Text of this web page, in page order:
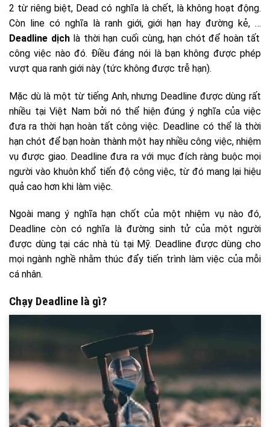
2 từ riêng biệt, Dead có nghĩa là chết, là không hoạt động.
Còn line có nghĩa là ranh giới, giới hạn hay đường kẻ, …
Deadline dịchlà thời hạn cuối cùng, hạn chót để hoàn tất
công việc nào đó. Điều đáng nói là bạn không được phép
vượt qua ranh giới này (tức không được trễ hạn).
Mặc dù là một từ tiếng Anh, nhưng Deadline được dùng rất
nhiều tại Việt Nam bởi nó thể hiện đúng ý nghĩa của việc
đưa ra thời hạn hoàn tất công việc. Deadline có thể là thời
hạn chót để bạn hoàn thành một hay nhiều công việc, nhiệm
vụ được giao. Deadline đưa ra với mục đích ràng buộc mọi
người vào khuôn khổ tiến độ công việc, từ đó mang lại hiệu
quả cao hơn khi làm việc.
Ngoài mang ý nghĩa hạn chốt của một nhiệm vụ nào đó,
Deadline còn có nghĩa là đường sinh tử của một người
được dùng tại các nhà tù tại Mỹ. Deadline được dùng cho
mọi ngành nghề nhằm thúc đẩy tiến trình làm việc của mỗi
cá nhân.
Chạy Deadline là gì?